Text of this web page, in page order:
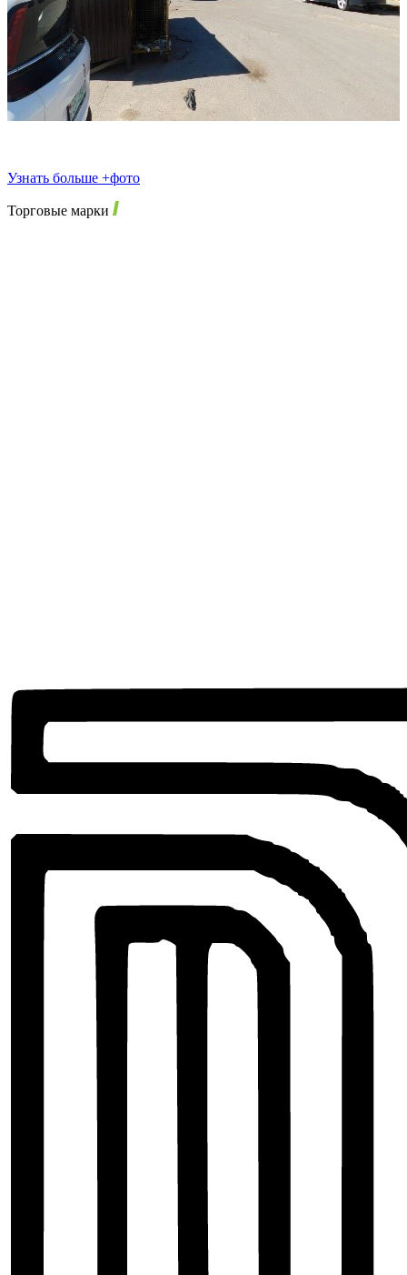
Узнать больше +фото
Торговые марки